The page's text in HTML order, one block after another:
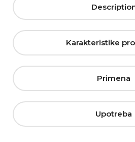
Karakteristike
Primena
Upotreba